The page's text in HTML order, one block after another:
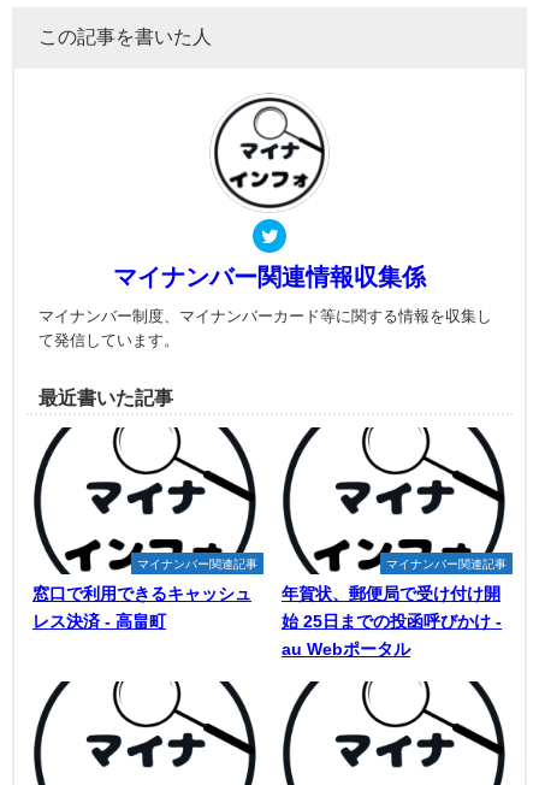
この記事を書いた人
マイナンバー関連情報収集係
マイナンバー制度、マイナンバーカード等に関する情報を収集し
て発信しています。
最近書いた記事
マイナンバー関連記事
窓口で利用できるキャッシュ
レス決済 - 高畠町
マイナンバー関連記事
年賀状、郵便局で受け付け開
始 25日までの投函呼びかけ -
au Webポータル